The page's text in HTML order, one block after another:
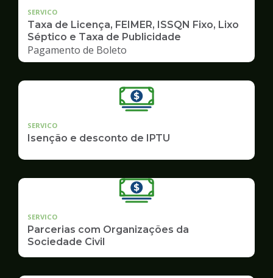
SERVICO
Taxa de Licença, FEIMER, ISSQN Fixo, Lixo
Séptico e Taxa de Publicidade
Pagamento de Boleto
SERVICO
Isenção e desconto de IPTU
SERVICO
Parcerias com Organizações da
Sociedade Civil